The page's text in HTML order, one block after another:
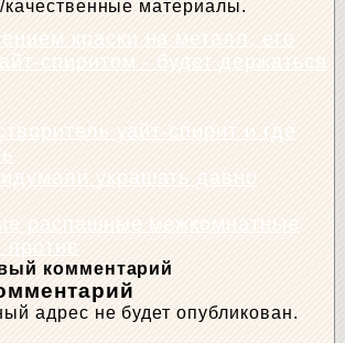
качественные материалы.
уайт-спирит и где
распашные межкомнатные
комментарий
адрес не будет опубликован.